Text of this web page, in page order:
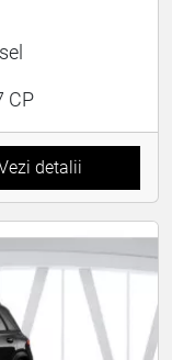
CP
detalii